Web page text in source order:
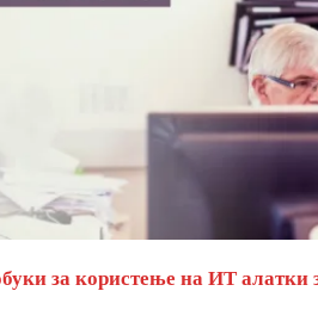
за користење на ИТ алатки